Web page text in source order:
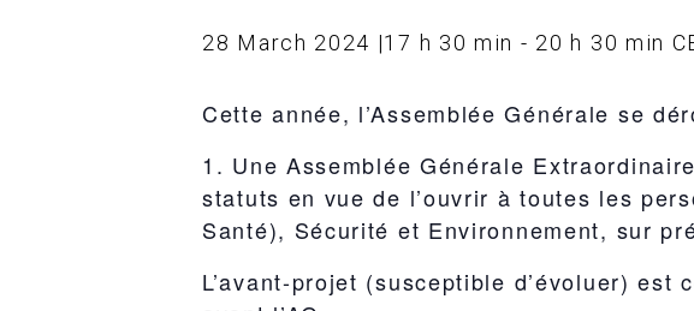
28 March 2024 |17 h 30 min - 20 h 30 min
Cette année, l’Assemblée Générale se
1. Une Assemblée Générale Extraordinaire
statuts en vue de l’ouvrir à toutes les
Santé), Sécurité et Environnement, sur
L’avant-projet (susceptible d’évoluer) est